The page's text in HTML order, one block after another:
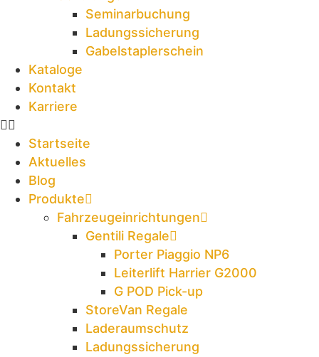
Seminarbuchung
Ladungssicherung
Gabelstaplerschein
Kataloge
Kontakt
Karriere
Startseite
Aktuelles
Blog
Produkte
Fahrzeugeinrichtungen
Gentili Regale
Porter Piaggio NP6
Leiterlift Harrier G2000
G POD Pick-up
StoreVan Regale
Laderaumschutz
Ladungssicherung